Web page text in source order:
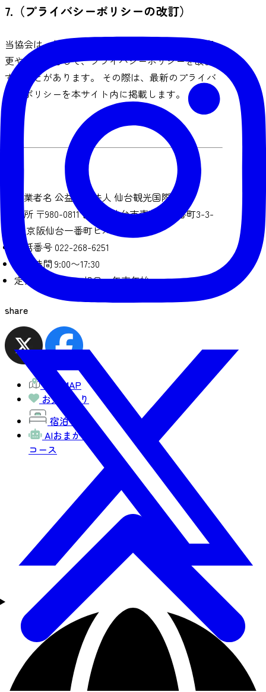
7.（プライバシーポリシーの改訂）
当協会は、個人情報保護を図るため、法令等の変
更や必要に応じて、プライバシーポリシーを改訂
することがあります。 その際は、最新のプライバ
シーポリシーを本サイト内に掲載します。
事業者名 公益財団法人 仙台観光国際協会
住所 〒980-0811 宮城県仙台市青葉区一番町3-3-
20 京阪仙台一番町ビル6階
電話番号 022-268-6251
営業時間 9:00〜17:30
定休日
土・日・祝日・年末年始
share
観光MAP
お気に入り
宿泊予約
AIおまかせ
コース